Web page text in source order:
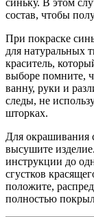
синьку. В этом
состав, чтобы
При покраске
для натуральных
краситель,
выборе помните,
ванну, руки и
следы, не
шторках.
Для окрашивания
высушите
инструкции до
сгустков
положите,
полностью